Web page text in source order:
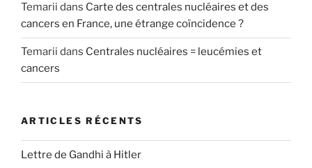
Temarii dans Carte des centrales nucléaires et des
cancers en France, une étrange coïncidence ?
Temarii dans Centrales nucléaires = leucémies et
cancers
ARTICLES RÉCENTS
Lettre de Gandhi à Hitler